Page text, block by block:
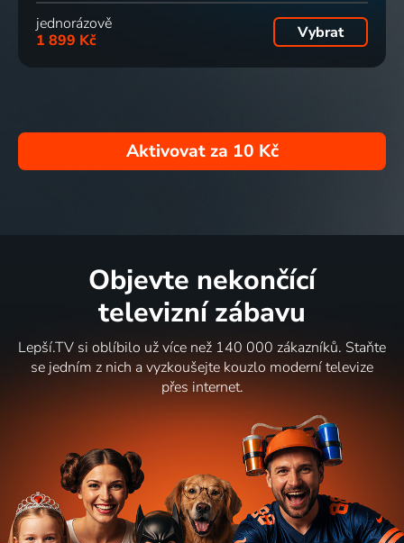
jednorázově
1 899 Kč
Vybrat
Aktivovat za 10 Kč
Objevte nekončící
televizní zábavu
Lepší.TV si oblíbilo už více než 140 000 zákazníků. Staňte
se jedním z nich a vyzkoušejte kouzlo moderní televize
přes internet.